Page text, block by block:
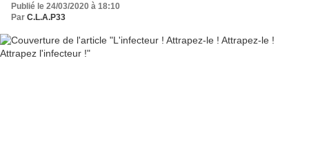
Publié le 24/03/2020 à 18:10
Par C.L.A.P33